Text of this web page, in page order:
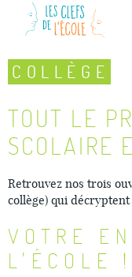
COLLÈGE
TOUT LE
SCOLAIRE
Retrouvez nos trois
collège) qui
VOTRE
L'ÉCOLE !